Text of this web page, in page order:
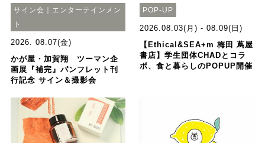
サイン会｜エンターテインメン
ト
2026. 08.07(金)
かが屋・加賀翔 ツーマン企
画展『補完』パンフレット刊
行記念 サイン＆撮影会
POP-UP
2026.08.03(月) - 08.09(日)
【Ethical&SEA+m 梅田 蔦屋
書店】学生団体CHADとコラ
ボ、食と暮らしのPOPUP開催